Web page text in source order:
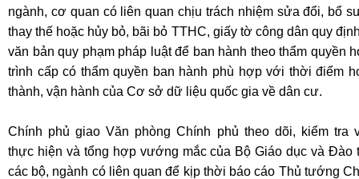
ngành, cơ quan có liên quan chịu trách nhiệm sửa đổi, bổ
thay thế hoặc hủy bỏ, bãi bỏ TTHC, giấy tờ công dân quy
văn bản quy phạm pháp luật để ban hành theo thẩm quyền
trình cấp có thẩm quyền ban hành phù hợp với thời điểm
thành, vận hành của Cơ sở dữ liệu quốc gia về dân cư.
Chính phủ giao Văn phòng Chính phủ theo dõi, kiểm tra
thực hiện và tổng hợp vướng mắc của Bộ Giáo dục và Đào
các bộ, ngành có liên quan để kịp thời báo cáo Thủ tướng